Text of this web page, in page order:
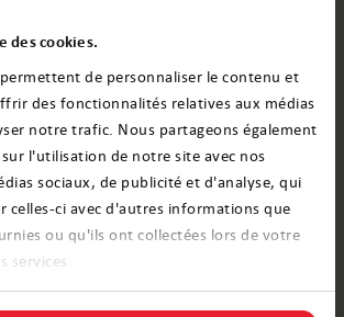
des cookies.
de personnaliser le contenu et
des fonctionnalités relatives aux médias
notre trafic. Nous partageons également
l'utilisation de notre site avec nos
sociaux, de publicité et d'analyse, qui
celles-ci avec d'autres informations que
ou qu'ils ont collectées lors de votre
services.
des
, pas des
Faites entrer
de Noël dans
et
des